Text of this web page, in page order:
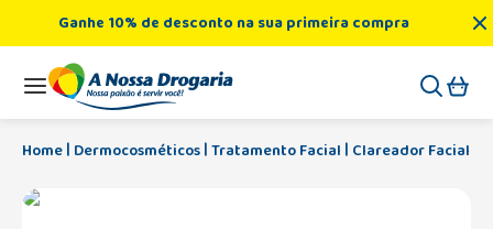
Ganhe 10% de desconto na sua primeira compra
Dermocosméticos Tratamento Facial Clareador Facial